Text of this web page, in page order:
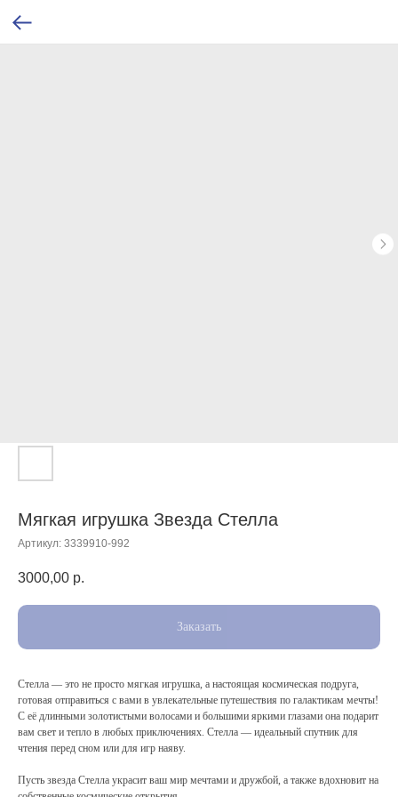
Мягкая игрушка Звезда Стелла
Артикул: 3339910-992
3000,00 р.
Заказать
Стелла — это не просто мягкая игрушка, а настоящая космическая подруга,
готовая отправиться с вами в увлекательные путешествия по галактикам мечты!
С её длинными золотистыми волосами и большими яркими глазами она подарит
вам свет и тепло в любых приключениях. Стелла — идеальный спутник для
чтения перед сном или для игр наяву.
Пусть звезда Стелла украсит ваш мир мечтами и дружбой, а также вдохновит на